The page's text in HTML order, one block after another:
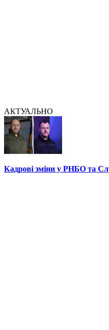
АКТУАЛЬНО
Кадрові зміни у РНБО та